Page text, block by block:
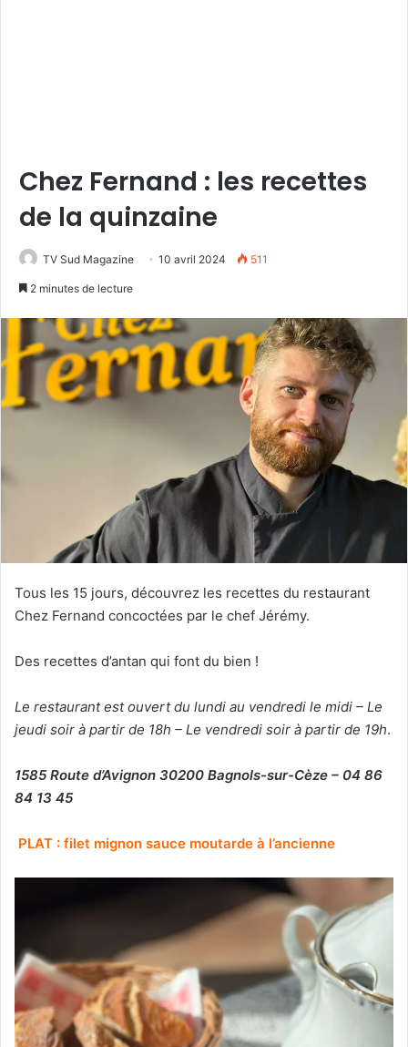
Chez Fernand : les recettes
de la quinzaine
TV Sud Magazine 10 avril 2024 511
2 minutes de lecture
Tous les 15 jours, découvrez les recettes du restaurant
Chez Fernand concoctées par le chef Jérémy.
Des recettes d’antan qui font du bien !
Le restaurant est ouvert du lundi au vendredi le midi – Le
jeudi soir à partir de 18h – Le vendredi soir à partir de 19h.
1585 Route d’Avignon 30200 Bagnols-sur-Cèze – 04 86
84 13 45
PLAT : filet mignon sauce moutarde à l’ancienne